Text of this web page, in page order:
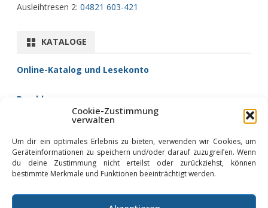
Cookie-Zustimmung
verwalten
Um dir ein optimales Erlebnis zu bieten, verwenden wir Cookies, um
Geräteinformationen zu speichern und/oder darauf zuzugreifen. Wenn
du deine Zustimmung nicht erteilst oder zurückziehst, können
bestimmte Merkmale und Funktionen beeinträchtigt werden.
Ausleihtresen 2: 04821 603-421
KATALOGE
Online-Katalog und Lesekonto
Brockhaus
Fernleihe/Zentralkatalog
Libby (Hörbücher)
Onleihe (eBooks)